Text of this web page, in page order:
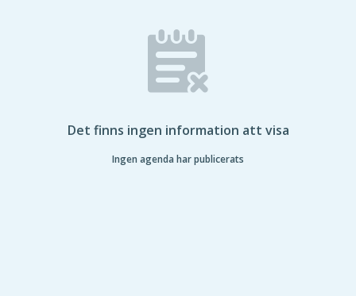
Det finns ingen information att visa
Ingen agenda har publicerats